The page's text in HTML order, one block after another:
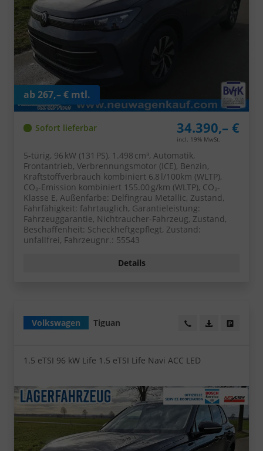
Sofort lieferbar 34.390,– €
incl. 19% MwSt.
ab 267,– € mtl.
5-türig, 96 kW (131 PS), 1.498 cm³, Automatik,
Frontantrieb, Verbrennungsmotor (ICE), Benzin,
Kraftstoffverbrauch kombiniert 6,8 l/100km (WLTP),
CO₂-Emission kombiniert 155.00 g/km (WLTP), CO₂-
Klasse E, Außenfarbe: Delfingrau Metallic, Zustand,
Fahrfähigkeit: fahrtauglich, Garantieleistung:
Fahrzeuggarantie, Nichtraucher-Fahrzeug, Zustand,
Beschaffenheit: Scheckheftgepflegt, Zustand:
unfallfrei, Fahrzeugnr.: 55543
Details
Volkswagen Tiguan Wir rufen Sie an!
PDF-Datei,
1.5 eTSI 96 kW Life 1.5 eTSI Life Navi ACC LED